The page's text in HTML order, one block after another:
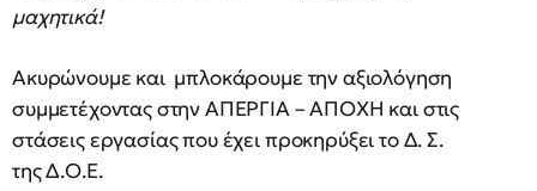
μαχητικά!
Ακυρώνουμε και μπλοκάρουμε την αξιολόγηση
συμμετέχοντας στην ΑΠΕΡΓΙΑ – ΑΠΟΧΗ και στις
στάσεις εργασίας που έχει προκηρύξει το Δ. Σ.
της Δ.Ο.Ε.